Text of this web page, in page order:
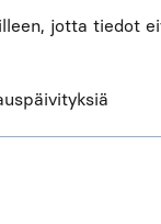
jotta tiedot